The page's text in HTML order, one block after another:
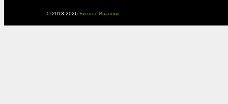
© 2013-2026 Бизнес Иваново